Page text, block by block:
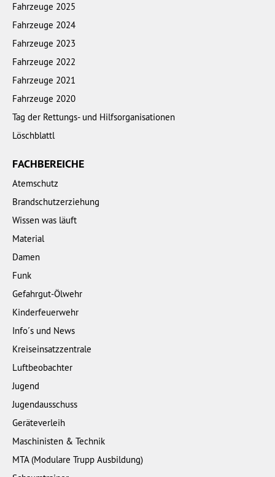
Fahrzeuge 2025
Fahrzeuge 2024
Fahrzeuge 2023
Fahrzeuge 2022
Fahrzeuge 2021
Fahrzeuge 2020
Tag der Rettungs- und Hilfsorganisationen
Löschblattl
FACHBEREICHE
Atemschutz
Brandschutzerziehung
Wissen was läuft
Material
Damen
Funk
Gefahrgut-Ölwehr
Kinderfeuerwehr
Info´s und News
Kreiseinsatzzentrale
Luftbeobachter
Jugend
Jugendausschuss
Geräteverleih
Maschinisten & Technik
MTA (Modulare Trupp Ausbildung)